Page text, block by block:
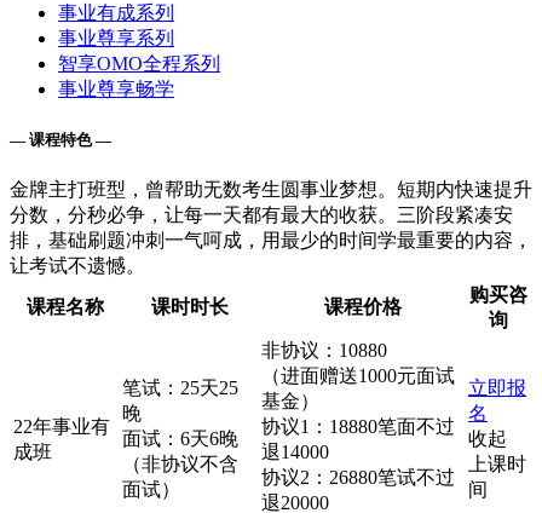
事业有成系列
事业尊享系列
智享OMO全程系列
事业尊享畅学
— 课程特色 —
金牌主打班型，曾帮助无数考生圆事业梦想。短期内快速提升
分数，分秒必争，让每一天都有最大的收获。三阶段紧凑安
排，基础刷题冲刺一气呵成，用最少的时间学最重要的内容，
让考试不遗憾。
课程名称
课时时长 课程价格
购买咨
询
22年事业有
成班
笔试：25天25
晚
面试：6天6晚
（非协议不含
面试）
非协议：10880
（进面赠送1000元面试
基金）
协议1：18880笔面不过
退14000
协议2：26880笔试不过
退20000
立即报
名
收起
上课时
间